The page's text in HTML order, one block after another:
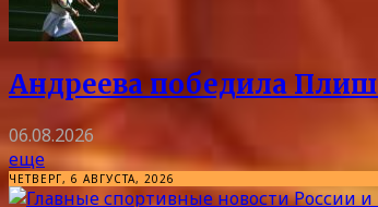
Андреева победила
06.08.2026
еще
ЧЕТВЕРГ, 6 АВГУСТА, 2026